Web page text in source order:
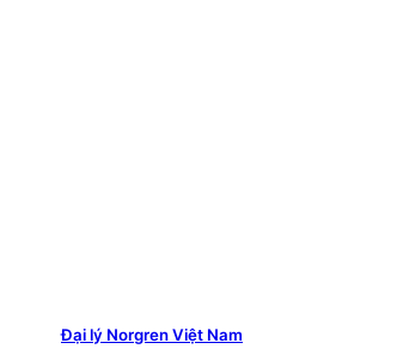
Đại lý Norgren Việt Nam